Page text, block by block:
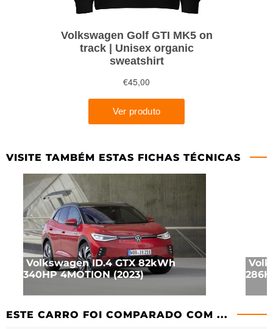
VISITE TAMBÉM ESTAS FICHAS TÉCNICAS
Volkswagen ID.4 GTX 82kWh
340HP 4MOTION (2023)
ESTE CARRO FOI COMPARADO COM ...